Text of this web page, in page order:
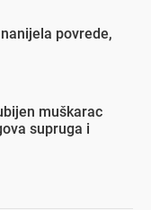
povrede,
muškarac
supruga i